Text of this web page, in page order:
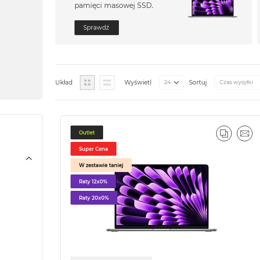
pamięci masowej SSD.
Sprawdź
Układ SiatkaListaWyświetl Sortuj
Outlet
Super Cena
W zestawie taniej
Raty 12x0%
Raty 20x0%